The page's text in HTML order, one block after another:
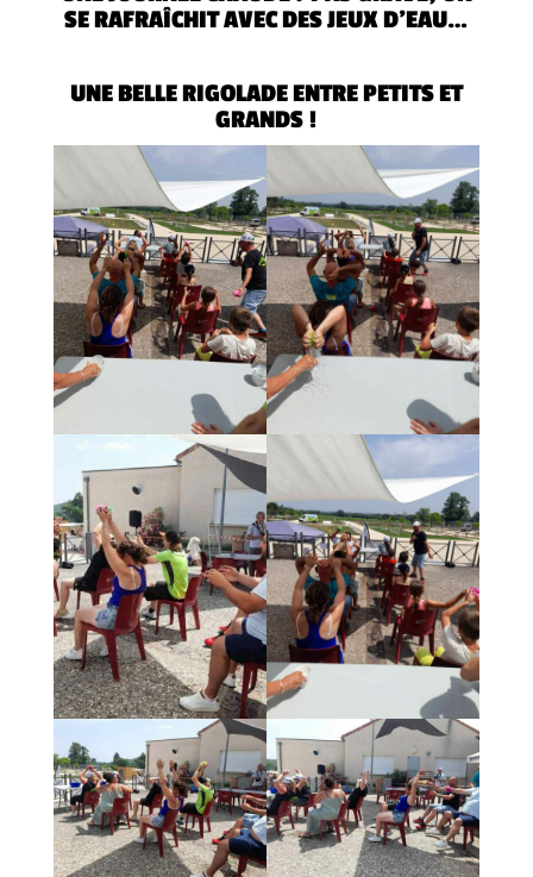
SE RAFRAÎCHIT AVEC DES JEUX D’EAU…
UNE BELLE RIGOLADE ENTRE PETITS ET
GRANDS !